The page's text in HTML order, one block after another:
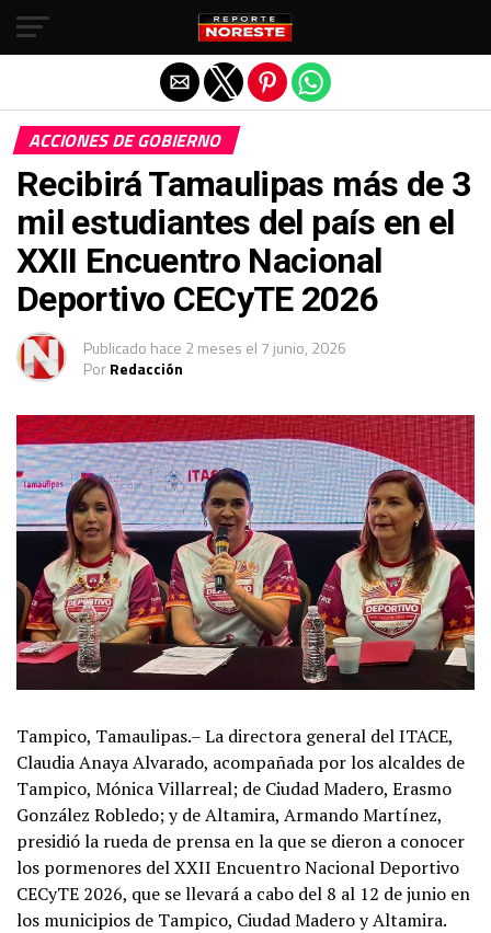
ACCIONES DE GOBIERNO
Recibirá Tamaulipas más de 3
mil estudiantes del país en el
XXII Encuentro Nacional
Deportivo CECyTE 2026
Publicado hace 2 meses el 7 junio, 2026
PorRedacción
Tampico, Tamaulipas.– La directora general del ITACE,
Claudia Anaya Alvarado, acompañada por los alcaldes de
Tampico, Mónica Villarreal; de Ciudad Madero, Erasmo
González Robledo; y de Altamira, Armando Martínez,
presidió la rueda de prensa en la que se dieron a conocer
los pormenores del XXII Encuentro Nacional Deportivo
CECyTE 2026, que se llevará a cabo del 8 al 12 de junio en
los municipios de Tampico, Ciudad Madero y Altamira.
Salir de la versión móvil